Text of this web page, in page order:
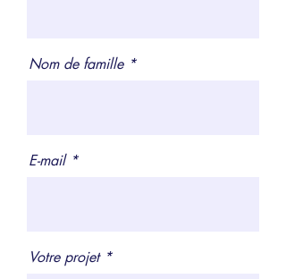
Nom de famille
E-mail
Votre projet